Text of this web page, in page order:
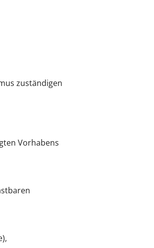
zuständigen
Vorhabens